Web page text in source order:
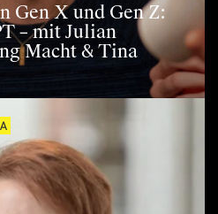
Gen X und Gen Z:
– mit Julian
Macht & Tina